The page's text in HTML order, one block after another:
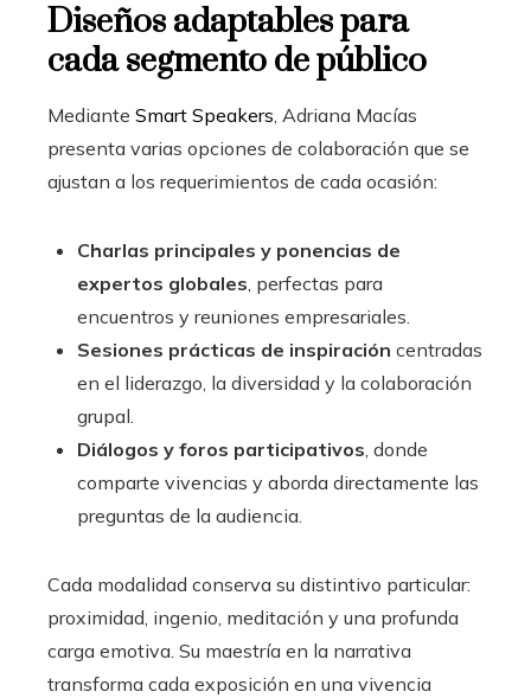
Diseños adaptables para
cada segmento de público
Mediante Smart Speakers, Adriana Macías
presenta varias opciones de colaboración que se
ajustan a los requerimientos de cada ocasión:
Charlas principales y ponencias de
expertos globales, perfectas para
encuentros y reuniones empresariales.
Sesiones prácticas de inspiración centradas
en el liderazgo, la diversidad y la colaboración
grupal.
Diálogos y foros participativos, donde
comparte vivencias y aborda directamente las
preguntas de la audiencia.
Cada modalidad conserva su distintivo particular:
proximidad, ingenio, meditación y una profunda
carga emotiva. Su maestría en la narrativa
transforma cada exposición en una vivencia